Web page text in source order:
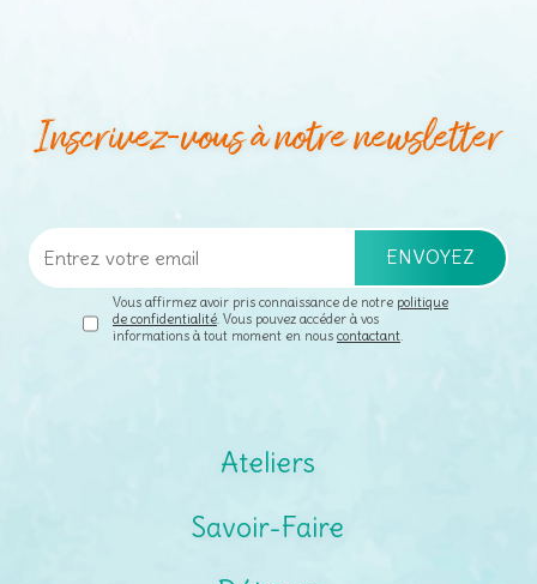
Inscrivez-vous à notre newsletter
Vous affirmez avoir pris connaissance de notre politique
de confidentialité . Vous pouvez accéder à vos
informations à tout moment en nous contactant
Ateliers
Savoir-Faire